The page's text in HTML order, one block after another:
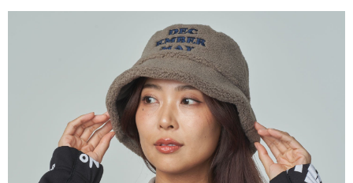
每筆NT$60
7-11取貨付款
每筆NT$60